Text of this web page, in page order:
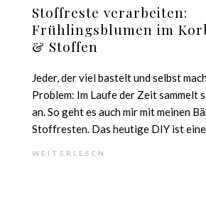
Stoffreste verarbeiten:
Frühlingsblumen im
& Stoffen
Jeder, der viel bastelt und selbst
Problem: Im Laufe der Zeit sammelt
an. So geht es auch mir mit meinen
Stoffresten. Das heutige DIY ist
WEITERLESEN